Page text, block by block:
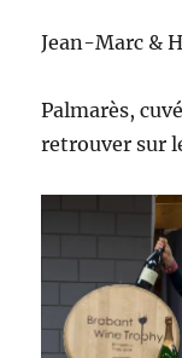
Jean-Marc &
Palmarès,
retrouver sur